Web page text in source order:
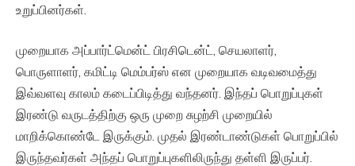
உறுப்பினர்கள்.
முறையாக அப்பார்ட்மென்ட் பிரசிடென்ட், செயலாளர்,
பொருளாளர், கமிட்டி மெம்பர்ஸ் என முறையாக வடிவமைத்து
இவ்வளவு காலம் கடைப்பிடித்து வந்தனர். இந்தப் பொறுப்புகள்
இரண்டு வருடத்திற்கு ஒரு முறை சுழற்சி முறையில்
மாறிக்கொண்டே இருக்கும். முதல் இரண்டாண்டுகள் பொறுப்பில்
இருந்தவர்கள் அந்தப் பொறுப்புகளிலிருந்து தள்ளி இருப்பர்.